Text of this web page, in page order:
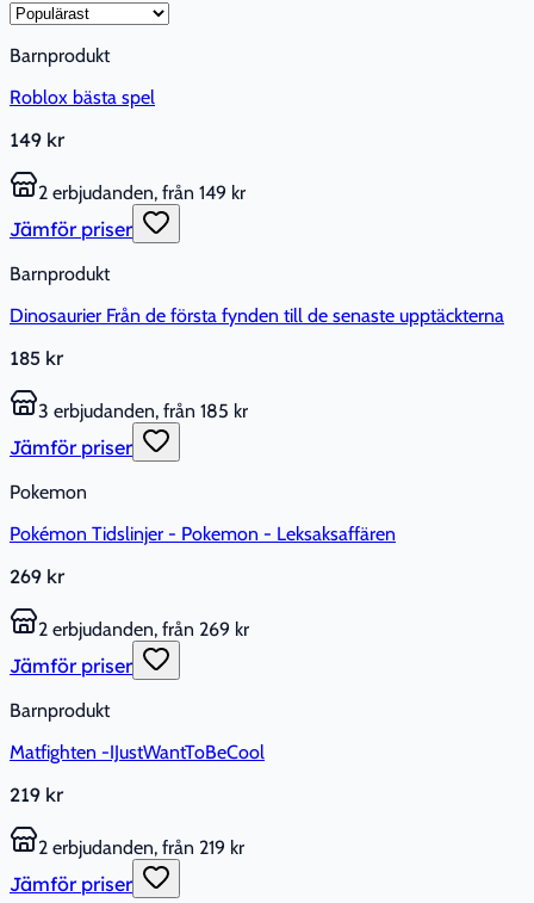
Barnprodukt
Roblox bästa spel
149 kr
2 erbjudanden, från 149 kr
Jämför priser
Barnprodukt
Dinosaurier Från de första fynden till de senaste upptäckterna
185 kr
3 erbjudanden, från 185 kr
Jämför priser
Pokemon
Pokémon Tidslinjer - Pokemon - Leksaksaffären
269 kr
2 erbjudanden, från 269 kr
Jämför priser
Barnprodukt
Matfighten -IJustWantToBeCool
219 kr
2 erbjudanden, från 219 kr
Jämför priser